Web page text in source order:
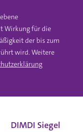
Wirkung für die
der bis zum
wird. Weitere
DIMDI Siegel